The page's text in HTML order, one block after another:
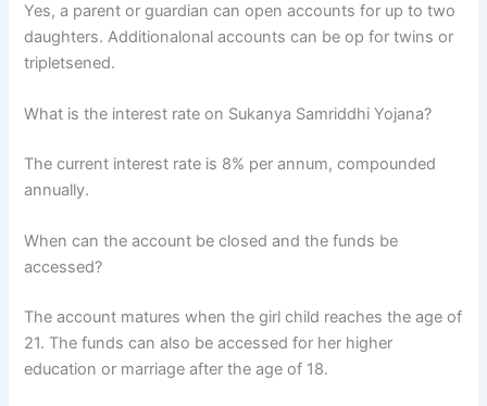
Yes, a parent or guardian can open accounts for up to two
daughters. Additionalonal accounts can be op for twins or
tripletsened.
What is the interest rate on Sukanya Samriddhi Yojana?
The current interest rate is 8% per annum, compounded
annually.
When can the account be closed and the funds be
accessed?
The account matures when the girl child reaches the age of
21. The funds can also be accessed for her higher
education or marriage after the age of 18.